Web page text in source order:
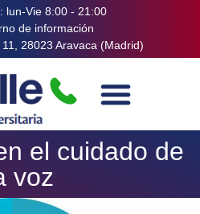
lun-Vie 8:00 - 21:00
de información
28023 Aravaca (Madrid)
el cuidado de
voz